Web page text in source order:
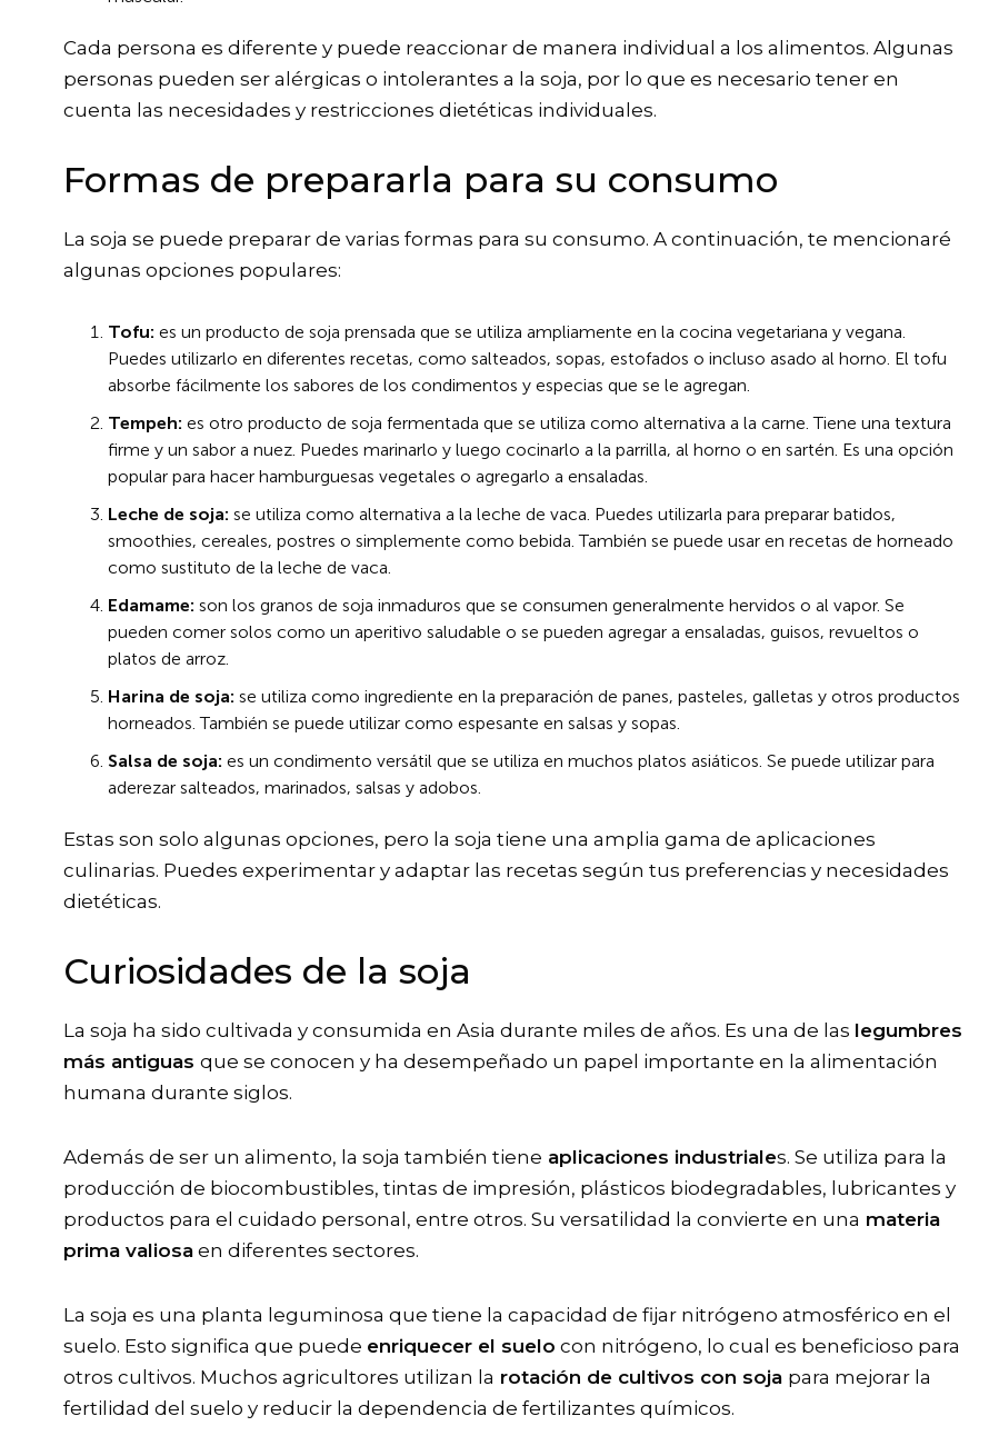
Cada persona es diferente y puede reaccionar de manera individual a los alimentos. Algunas
personas pueden ser alérgicas o intolerantes a la soja, por lo que es necesario tener en
cuenta las necesidades y restricciones dietéticas individuales.
Formas de prepararla para su consumo
La soja se puede preparar de varias formas para su consumo. A continuación, te mencionaré
algunas opciones populares:
Tofu: es un producto de soja prensada que se utiliza ampliamente en la cocina vegetariana y vegana.
Puedes utilizarlo en diferentes recetas, como salteados, sopas, estofados o incluso asado al horno. El tofu
absorbe fácilmente los sabores de los condimentos y especias que se le agregan.
Tempeh: es otro producto de soja fermentada que se utiliza como alternativa a la carne. Tiene una textura
firme y un sabor a nuez. Puedes marinarlo y luego cocinarlo a la parrilla, al horno o en sartén. Es una opción
popular para hacer hamburguesas vegetales o agregarlo a ensaladas.
Leche de soja: se utiliza como alternativa a la leche de vaca. Puedes utilizarla para preparar batidos,
smoothies, cereales, postres o simplemente como bebida. También se puede usar en recetas de horneado
como sustituto de la leche de vaca.
Edamame: son los granos de soja inmaduros que se consumen generalmente hervidos o al vapor. Se
pueden comer solos como un aperitivo saludable o se pueden agregar a ensaladas, guisos, revueltos o
platos de arroz.
Harina de soja: se utiliza como ingrediente en la preparación de panes, pasteles, galletas y otros productos
horneados. También se puede utilizar como espesante en salsas y sopas.
Salsa de soja: es un condimento versátil que se utiliza en muchos platos asiáticos. Se puede utilizar para
aderezar salteados, marinados, salsas y adobos.
Estas son solo algunas opciones, pero la soja tiene una amplia gama de aplicaciones
culinarias. Puedes experimentar y adaptar las recetas según tus preferencias y necesidades
dietéticas.
Curiosidades de la soja
La soja ha sido cultivada y consumida en Asia durante miles de años. Es una de las legumbres
más antiguas que se conocen y ha desempeñado un papel importante en la alimentación
humana durante siglos.
Además de ser un alimento, la soja también tiene aplicaciones industriales. Se utiliza para la
producción de biocombustibles, tintas de impresión, plásticos biodegradables, lubricantes y
productos para el cuidado personal, entre otros. Su versatilidad la convierte en una materia
prima valiosa en diferentes sectores.
La soja es una planta leguminosa que tiene la capacidad de fijar nitrógeno atmosférico en el
suelo. Esto significa que puede enriquecer el suelo con nitrógeno, lo cual es beneficioso para
otros cultivos. Muchos agricultores utilizan la rotación de cultivos con soja para mejorar la
fertilidad del suelo y reducir la dependencia de fertilizantes químicos.